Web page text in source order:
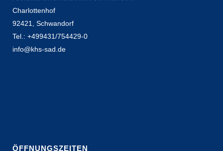
Charlottenhof
92421, Schwandorf
Tel.: +499431/754429-0
info@khs-sad.de
ÖFFNUNGSZEITEN